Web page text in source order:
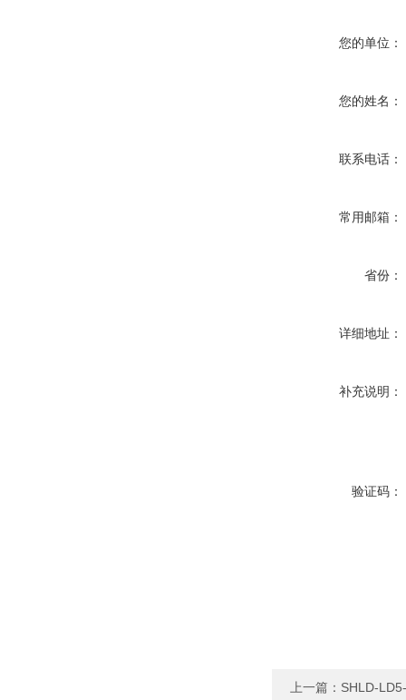
您的单位：
您的姓名：
联系电话：
常用邮箱：
省份：
详细地址：
补充说明：
验证码：
上一篇： SHLD-